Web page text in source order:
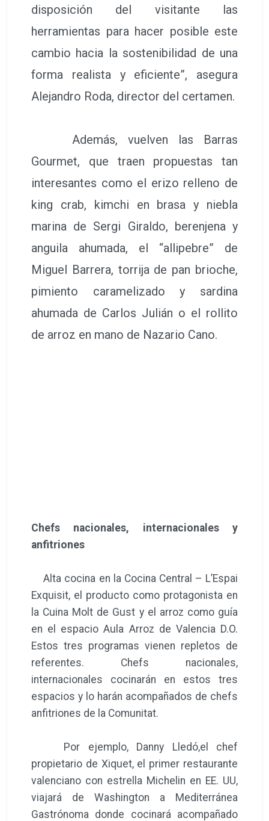
disposición del visitante las
herramientas para hacer posible este
cambio hacia la sostenibilidad de una
forma realista y eficiente”, asegura
Alejandro Roda, director del certamen.
Además, vuelven las Barras
Gourmet, que traen propuestas tan
interesantes como el erizo relleno de
king crab, kimchi en brasa y niebla
marina de Sergi Giraldo, berenjena y
anguila ahumada, el “allipebre” de
Miguel Barrera, torrija de pan brioche,
pimiento caramelizado y sardina
ahumada de Carlos Julián o el rollito
de arroz en mano de Nazario Cano.
Chefs nacionales, internacionales y
anfitriones
Alta cocina en la Cocina Central – L’Espai
Exquisit, el producto como protagonista en
la Cuina Molt de Gust y el arroz como guía
en el espacio Aula Arroz de Valencia D.O.
Estos tres programas vienen repletos de
referentes. Chefs nacionales,
internacionales cocinarán en estos tres
espacios y lo harán acompañados de chefs
anfitriones de la Comunitat.
Por ejemplo, Danny Lledó,el chef
propietario de Xiquet, el primer restaurante
valenciano con estrella Michelin en EE. UU,
viajará de Washington a Mediterránea
Gastrónoma donde cocinará acompañado